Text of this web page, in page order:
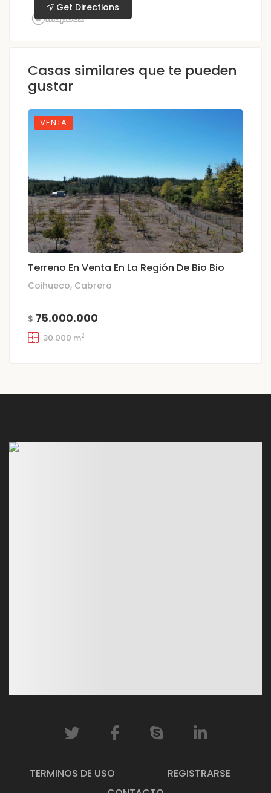
Get Directions
Casas similares que te pueden
gustar
VENTA
Terreno En Venta En La Región De Bio Bio
Coihueco, Cabrero
$ 75.000.000
30.000 m2
TERMINOS DE USO
REGISTRARSE